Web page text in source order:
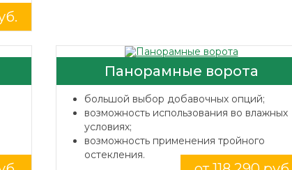
Панорамные ворота
большой выбор добавочных опций;
возможность использования во влажных
условиях;
возможность применения тройного
остекления.